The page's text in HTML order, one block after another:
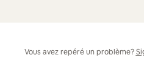
Vous avez repéré un problème?